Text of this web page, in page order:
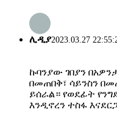
ሊዲያ2023.03.27
ኩባንያው ገበያን
በመጠበቅ፣ ሳይንስን
ይሰራል። የወደፊት
እንዲኖረን ተስፋ